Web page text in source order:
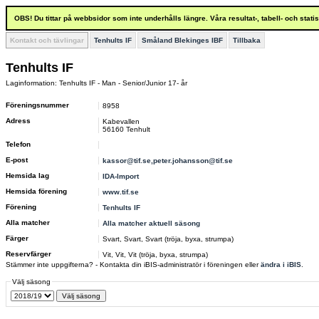
OBS! Du tittar på webbsidor som inte underhålls längre. Våra resultat-, tabell- och
Kontakt och tävlingar Tenhults IF Småland Blekinges IBF Tillbaka
Tenhults IF
Laginformation: Tenhults IF - Man - Senior/Junior 17- år
Föreningsnummer
8958
Adress
Kabevallen
56160 Tenhult
Telefon
E-post
kassor@tif.se,peter.johansson@tif.se
Hemsida lag
IDA-Import
Hemsida förening
www.tif.se
Förening
Tenhults IF
Alla matcher
Alla matcher aktuell säsong
Färger
Svart, Svart, Svart (tröja, byxa, strumpa)
Reservfärger
Vit, Vit, Vit (tröja, byxa, strumpa)
Stämmer inte uppgifterna? - Kontakta din iBIS-administratör i föreningen ellerändra i iBIS
Välj säsong